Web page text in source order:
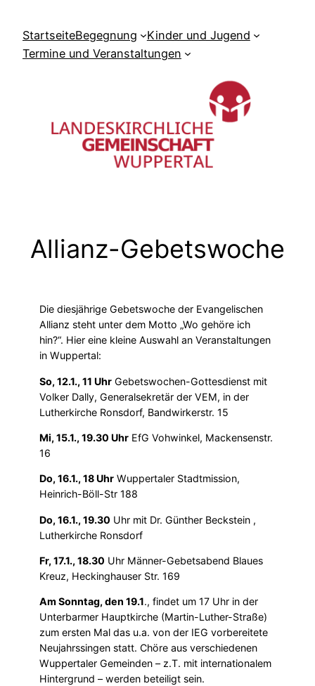
Inhalt
springen
StartseiteBegegnung
Kinder und Jugend
Termine und Veranstaltungen
Allianz-Gebetswoche
Die diesjährige Gebetswoche der Evangelischen
Allianz steht unter dem Motto „Wo gehöre ich
hin?“. Hier eine kleine Auswahl an Veranstaltungen
in Wuppertal:
So, 12.1., 11 Uhr Gebetswochen-Gottesdienst mit
Volker Dally, Generalsekretär der VEM, in der
Lutherkirche Ronsdorf, Bandwirkerstr. 15
Mi, 15.1., 19.30 Uhr EfG Vohwinkel, Mackensenstr.
16
Do, 16.1., 18 Uhr Wuppertaler Stadtmission,
Heinrich-Böll-Str 188
Do, 16.1., 19.30 Uhr mit Dr. Günther Beckstein ,
Lutherkirche Ronsdorf
Fr, 17.1., 18.30 Uhr Männer-Gebetsabend Blaues
Kreuz, Heckinghauser Str. 169
Am Sonntag, den 19.1., findet um 17 Uhr in der
Unterbarmer Hauptkirche (Martin-Luther-Straße)
zum ersten Mal das u.a. von der IEG vorbereitete
Neujahrssingen statt. Chöre aus verschiedenen
Wuppertaler Gemeinden – z.T. mit internationalem
Hintergrund – werden beteiligt sein.